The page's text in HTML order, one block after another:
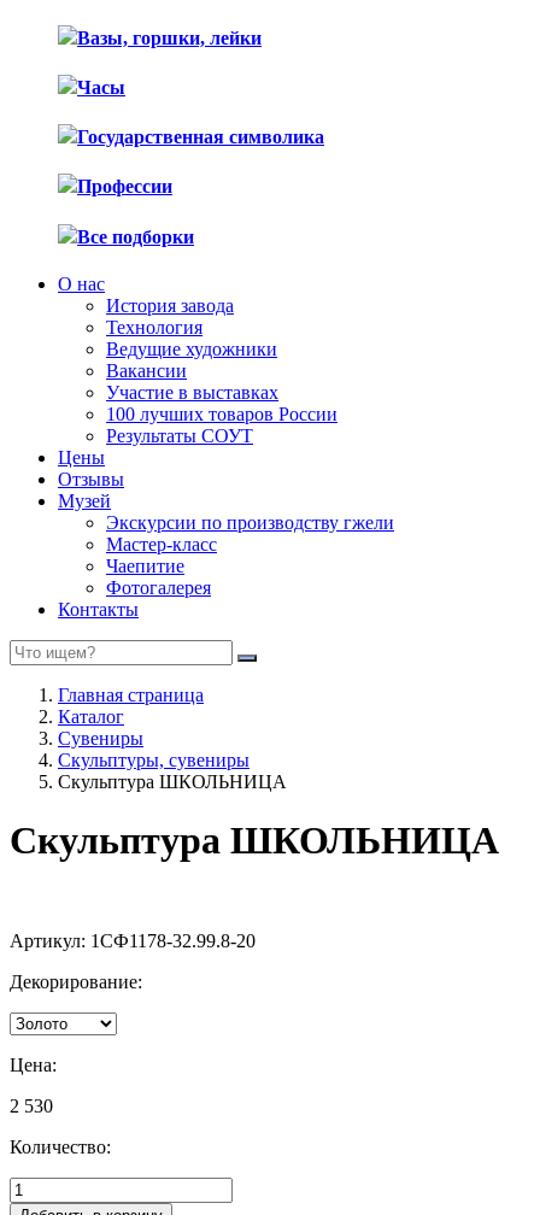
Вазы, горшки, лейки
Часы
Государственная символика
Профессии
Все подборки
О нас
История завода
Технология
Ведущие художники
Вакансии
Участие в выставках
100 лучших товаров России
Результаты СОУТ
Цены
Отзывы
Музей
Экскурсии по производству гжели
Мастер-класс
Чаепитие
Фотогалерея
Контакты
Главная страница
Каталог
Сувениры
Скульптуры, сувениры
Скульптура ШКОЛЬНИЦА
Скульптура ШКОЛЬНИЦА
Артикул: 1СФ1178-32.99.8-20
Декорирование:
Цена:
2 530
Количество: